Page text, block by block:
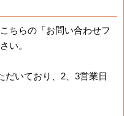
ちらの「お問い合わせフ
い。
だいており、2、3営業日